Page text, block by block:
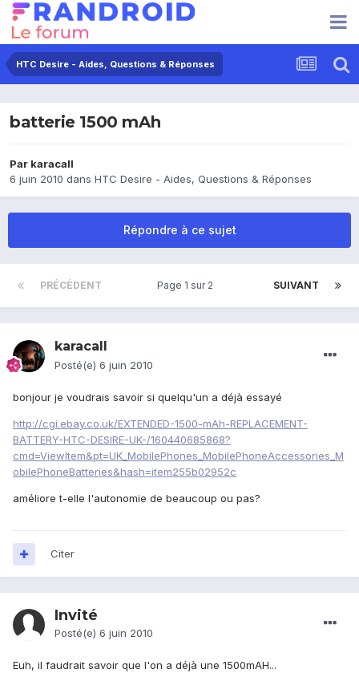
HTC Desire - Aides, Questions & Réponses
batterie 1500 mAh
Par karacall
6 juin 2010 dans HTC Desire - Aides, Questions & Réponses
Répondre à ce sujet
PRÉCÉDENT SUIVANT
Page 1 sur 2
karacall
Posté(e) 6 juin 2010
bonjour je voudrais savoir si quelqu'un a déjà essayé
http://cgi.ebay.co.uk/EXTENDED-1500-mAh-REPLACEMENT-
BATTERY-HTC-DESIRE-UK-/160440685868?
cmd=ViewItem&pt=UK_MobilePhones_MobilePhoneAccessories_M
obilePhoneBatteries&hash=item255b02952c
améliore t-elle l'autonomie de beaucoup ou pas?
Citer
Invité
Posté(e) 6 juin 2010
Euh, il faudrait savoir que l'on a déjà une 1500mAH...